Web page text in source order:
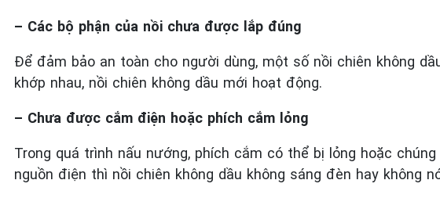
– Các bộ phận của nồi chưa được lắp đúng
Để đảm bảo an toàn cho người dùng, một số nồi chiên không
khớp nhau, nồi chiên không dầu mới hoạt động.
– Chưa được cắm điện hoặc phích cắm lỏng
Trong quá trình nấu nướng, phích cắm có thể bị lỏng hoặc
nguồn điện thì nồi chiên không dầu không sáng đèn hay không